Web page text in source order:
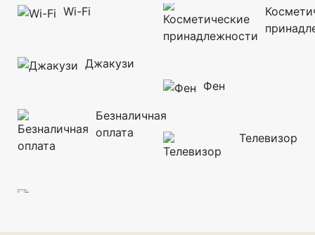
Wi-Fi
Джакузи
Безналичная
оплата
Фен
Телевизор